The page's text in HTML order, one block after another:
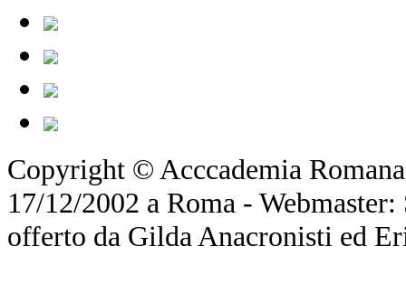
Copyright © Acccademia
17/12/2002 a Roma -
offerto da Gilda Anacronisti ed